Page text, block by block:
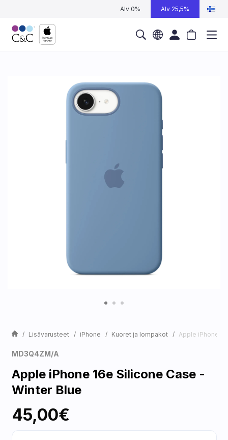
Alv 0% Alv 25,5%
Lisävarusteet iPhone Kuoret ja lompakot Apple iPhone
MD3Q4ZM/A
Apple iPhone 16e Silicone Case -
Winter Blue
45,00€